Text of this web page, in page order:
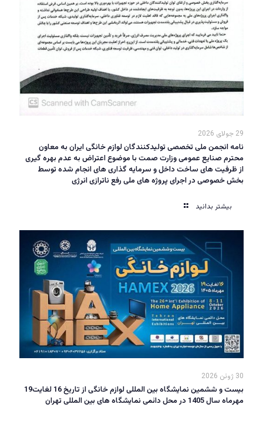
29 جولای 2026
نامه انجمن ملی تخصصی تولیدکنندگان لوازم خانگی ایران به معاون
محترم صنایع عمومی وزارت صمت با موضوع اعتراض به عدم بهره گیری
از ظرفیت های ساخت داخل و سرمایه گذاری های انجام شده توسط
بخش خصوصی در اجرای پروژه های ملی رفع ناترازی انرژی
بیشتر بدانید
30 ژوئن 2026
بیست و ششمین نمایشگاه بین المللی لوازم خانگی از تاریخ 16 لغایت19
مهرماه سال 1405 در محل دائمی نمایشگاه های بین المللی تهران